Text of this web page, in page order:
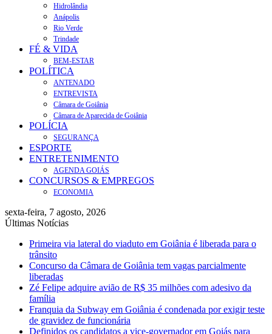
Hidrolândia
Anápolis
Rio Verde
Trindade
FÉ & VIDA
BEM-ESTAR
POLÍTICA
ANTENADO
ENTREVISTA
Câmara de Goiânia
Câmara de Aparecida de Goiânia
POLÍCIA
SEGURANÇA
ESPORTE
ENTRETENIMENTO
AGENDA GOIÁS
CONCURSOS & EMPREGOS
ECONOMIA
sexta-feira, 7 agosto, 2026
Últimas Notícias
Primeira via lateral do viaduto em Goiânia é liberada para o
trânsito
Concurso da Câmara de Goiânia tem vagas parcialmente
liberadas
Zé Felipe adquire avião de R$ 35 milhões com adesivo da
família
Franquia da Subway em Goiânia é condenada por exigir teste
de gravidez de funcionária
Definidos os candidatos a vice-governador em Goiás para